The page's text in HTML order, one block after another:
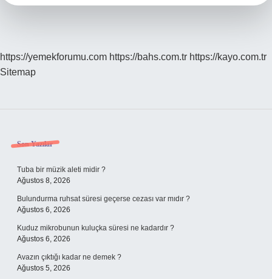
https://yemekforumu.com https://bahs.com.tr https://kayo.com.tr
Sitemap
Sidebar
Son Yazılar
Tuba bir müzik aleti midir ?
Ağustos 8, 2026
Bulundurma ruhsat süresi geçerse cezası var mıdır ?
Ağustos 6, 2026
Kuduz mikrobunun kuluçka süresi ne kadardır ?
Ağustos 6, 2026
Avazın çıktığı kadar ne demek ?
Ağustos 5, 2026